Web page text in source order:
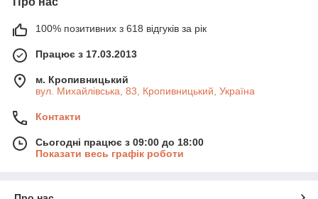
збереження даних, оновлення ПЗ.
своєчасного виявлення проблем та економії на сервісному
100% позитивних з 618 відгуків за рік
Працює з 17.03.2013
м. Кропивницький
вул. Михайлівська, 83, Кропивницький, Україна
Контакти
Сьогодні працює з 09:00 до 18:00
Показати весь графік роботи